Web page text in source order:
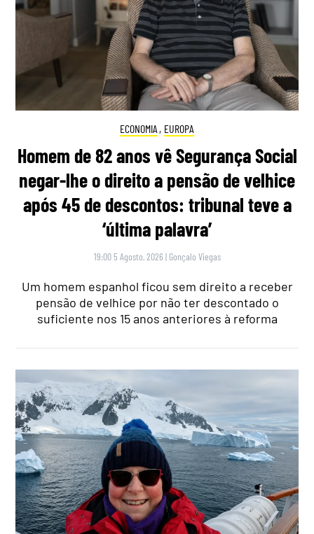
ECONOMIA , EUROPA
Homem de 82 anos vê Segurança Social
negar-lhe o direito a pensão de velhice
após 45 de descontos: tribunal teve a
‘última palavra’
19:00 5 Agosto, 2026 | Gonçalo Viegas
Um homem espanhol ficou sem direito a receber
pensão de velhice por não ter descontado o
suficiente nos 15 anos anteriores à reforma